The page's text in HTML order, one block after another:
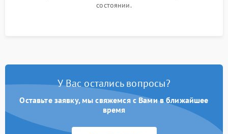
состоянии.
У Вас остались вопросы?
Оставьте заявку, мы свяжемся с Вами в ближайшее
время